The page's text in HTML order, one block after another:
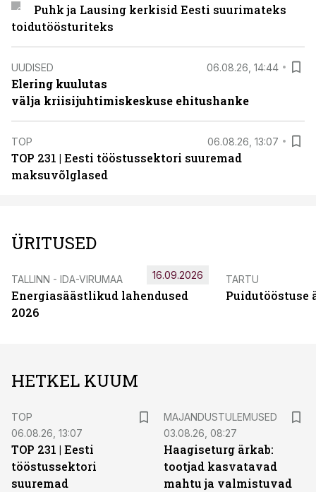
Puhk ja Lausing kerkisid Eesti suurimateks
toidutöösturiteks
UUDISED 06.08.26, 14:44
Elering kuulutas
välja kriisijuhtimiskeskuse ehitushanke
TOP 06.08.26, 13:07
TOP 231 | Eesti tööstussektori suuremad
maksuvõlglased
ÜRITUSED
TALLINN - IDA-VIRUMAA
Energiasäästlikud lahendused
2026
16.09.2026 TARTU
Puidutööstuse
HETKEL KUUM
TOP
06.08.26, 13:07
TOP 231 | Eesti
tööstussektori
suuremad
MAJANDUSTULEMUSED
03.08.26, 08:27
Haagiseturg ärkab:
tootjad kasvatavad
mahtu ja valmistuvad